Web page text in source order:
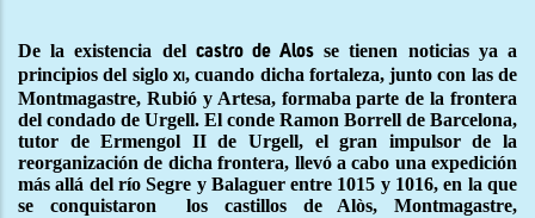
De la existencia del castro de Alos se tienen noticias ya a
principios del siglo xi, cuando dicha fortaleza, junto con las de
Montmagastre, Rubió y Artesa, formaba parte de la frontera
del condado de Urgell. El conde Ramon Borrell de Barcelona,
tutor de Ermengol II de Urgell, el gran impulsor de la
reorganización de dicha frontera, llevó a cabo una expedición
más allá del río Segre y Balaguer entre 1015 y 1016, en la que
se conquistaron
los castillos de Alòs, Montmagastre,